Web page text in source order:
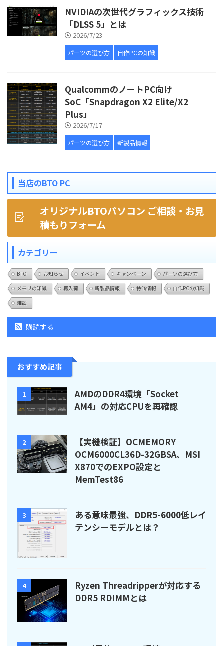
NVIDIAの次世代グラフィックス技術
「DLSS 5」とは
2026/7/23
パーツの選び方 自作PCの知識
QualcommのノートPC向け
SoC「Snapdragon X2 Elite/X2
Plus」
2026/7/17
パーツの選び方 新製品情報
当店のBTO PC
オリジナルBTOパソコン ご相談・お見
積もりフォーム
カテゴリー
BTO お知らせ イベント キャンペーン
パーツの選び方
メモリの知識
再入荷 新製品情報 特価情報
自作PCの知識
雑談
購読する
おすすめ記事
1
AMDのDDR4環境「Socket
AM4」の対応CPUを再確認
2
【実機検証】OCMEMORY
OCM6000CL36D-32GBSA、MSI
X870でのEXPO設定と
MemTest86
3
ある意味最強、DDR5-6000低レイ
テンシーモデルとは？
4
Ryzen Threadripperが対応する
DDR5 RDIMMとは